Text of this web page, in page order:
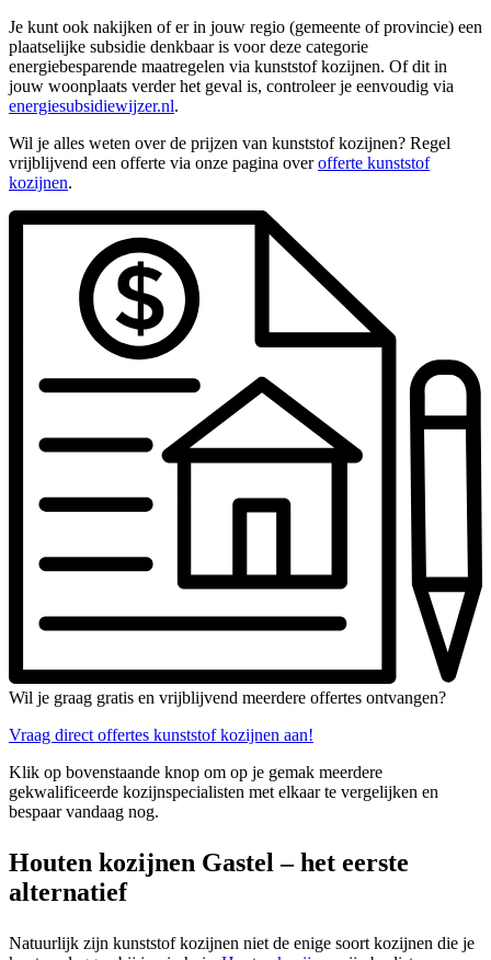
Je kunt ook nakijken of er in jouw regio (gemeente of provincie) een
plaatselijke subsidie denkbaar is voor deze categorie
energiebesparende maatregelen via kunststof kozijnen. Of dit in
jouw woonplaats verder het geval is, controleer je eenvoudig via
energiesubsidiewijzer.nl.
Wil je alles weten over de prijzen van kunststof kozijnen? Regel
vrijblijvend een offerte via onze pagina overofferte kunststof
kozijnen.
Wil je graag gratis en vrijblijvend meerdere offertes ontvangen?
Vraag direct offertes kunststof kozijnen aan!
Klik op bovenstaande knop om op je gemak meerdere
gekwalificeerde kozijnspecialisten met elkaar te vergelijken en
bespaar vandaag nog.
Houten kozijnen Gastel – het eerste
alternatief
Natuurlijk zijn kunststof kozijnen niet de enige soort kozijnen die je